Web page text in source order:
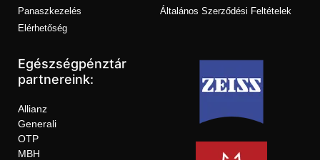
Panaszkezelés
Elérhetőség
Általános Szerződési Feltételek
Egészségpénztár
partnereink:
Allianz
Generali
OTP
MBH